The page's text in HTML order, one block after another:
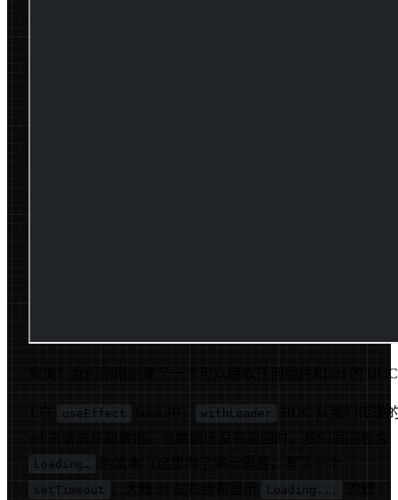
完美！我们刚刚创建了一个可以接收任何组件和 url 的
useEffect withLoader
HOC 从我们传递
url 来请求获取数据。当数据还没有返回时，我们返回包含
Loading… 的文本（这里为了演示需要，写了一个
setTimeout ，大概 3s 左右会有显示 Loading...
的效